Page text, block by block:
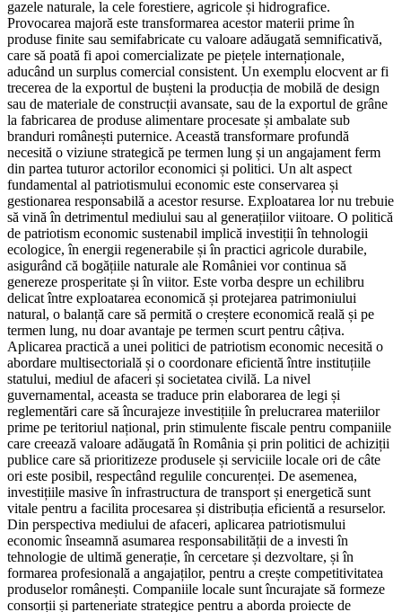
gazele naturale, la cele forestiere, agricole și hidrografice.
Provocarea majoră este transformarea acestor materii prime în
produse finite sau semifabricate cu valoare adăugată semnificativă,
care să poată fi apoi comercializate pe piețele internaționale,
aducând un surplus comercial consistent. Un exemplu elocvent ar fi
trecerea de la exportul de bușteni la producția de mobilă de design
sau de materiale de construcții avansate, sau de la exportul de grâne
la fabricarea de produse alimentare procesate și ambalate sub
branduri românești puternice. Această transformare profundă
necesită o viziune strategică pe termen lung și un angajament ferm
din partea tuturor actorilor economici și politici. Un alt aspect
fundamental al patriotismului economic este conservarea și
gestionarea responsabilă a acestor resurse. Exploatarea lor nu trebuie
să vină în detrimentul mediului sau al generațiilor viitoare. O politică
de patriotism economic sustenabil implică investiții în tehnologii
ecologice, în energii regenerabile și în practici agricole durabile,
asigurând că bogățiile naturale ale României vor continua să
genereze prosperitate și în viitor. Este vorba despre un echilibru
delicat între exploatarea economică și protejarea patrimoniului
natural, o balanță care să permită o creștere economică reală și pe
termen lung, nu doar avantaje pe termen scurt pentru câțiva.
Aplicarea practică a unei politici de patriotism economic necesită o
abordare multisectorială și o coordonare eficientă între instituțiile
statului, mediul de afaceri și societatea civilă. La nivel
guvernamental, aceasta se traduce prin elaborarea de legi și
reglementări care să încurajeze investițiile în prelucrarea materiilor
prime pe teritoriul național, prin stimulente fiscale pentru companiile
care creează valoare adăugată în România și prin politici de achiziții
publice care să prioritizeze produsele și serviciile locale ori de câte
ori este posibil, respectând regulile concurenței. De asemenea,
investițiile masive în infrastructura de transport și energetică sunt
vitale pentru a facilita procesarea și distribuția eficientă a resurselor.
Din perspectiva mediului de afaceri, aplicarea patriotismului
economic înseamnă asumarea responsabilității de a investi în
tehnologie de ultimă generație, în cercetare și dezvoltare, și în
formarea profesională a angajaților, pentru a crește competitivitatea
produselor românești. Companiile locale sunt încurajate să formeze
consorții și parteneriate strategice pentru a aborda proiecte de